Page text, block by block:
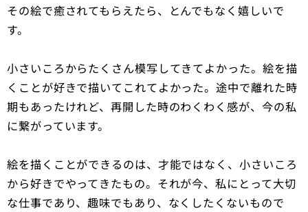
その絵で癒されてもらえたら、とんでもなく嬉しいで
す。
小さいころからたくさん模写してきてよかった。絵を描
くことが好きで描いてこれてよかった。途中で離れた時
期もあったけれど、再開した時のわくわく感が、今の私
に繋がっています。
絵を描くことができるのは、才能ではなく、小さいころ
から好きでやってきたもの。それが今、私にとって大切
な仕事であり、趣味でもあり、なくしたくないもので